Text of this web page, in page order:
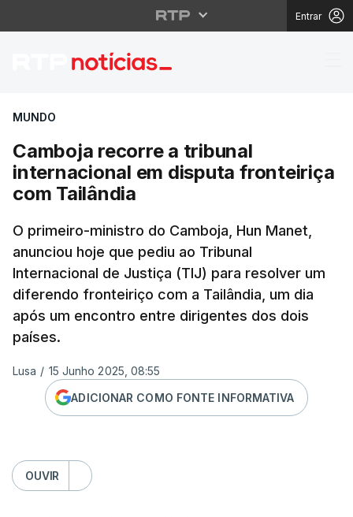
Entrar
Camboja recorre a
MUNDO
Camboja recorre a tribunal
internacional em disputa fronteiriça
com Tailândia
O primeiro-ministro do Camboja, Hun Manet,
anunciou hoje que pediu ao Tribunal
Internacional de Justiça (TIJ) para resolver um
diferendo fronteiriço com a Tailândia, um dia
após um encontro entre dirigentes dos dois
países.
Lusa / 15 Junho 2025, 08:55
ADICIONAR COMO FONTE INFORMATIVA
OUVIR